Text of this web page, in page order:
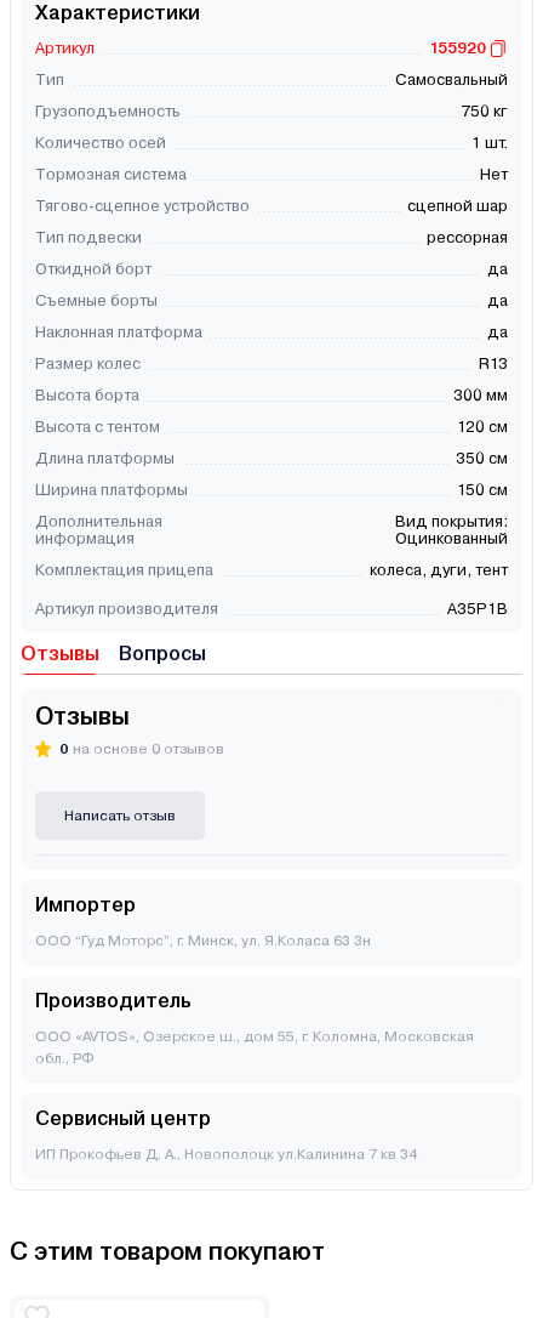
Характеристики
Артикул
155920
Тип
Самосвальный
Грузоподъемность
750 кг
Количество осей
1 шт.
Тормозная система
Нет
Тягово-сцепное устройство
сцепной шар
Тип подвески
рессорная
Откидной борт
да
Съемные борты
да
Наклонная платформа
да
Размер колес
R13
Высота борта
300 мм
Высота с тентом
120 см
Длина платформы
350 см
Ширина платформы
150 см
Дополнительная
информация
Вид покрытия:
Оцинкованный
Комплектация прицепа
колеса, дуги, тент
Артикул производителя A35P1B
Отзывы Вопросы
Отзывы
0 на основе 0 отзывов
Написать отзыв
Импортер
ООО “Гуд Моторс”, г. Минск, ул. Я.Коласа 63 3н
Производитель
ООО «AVTOS», Озерское ш., дом 55, г. Коломна, Московская
обл., РФ
Сервисный центр
ИП Прокофьев Д. А., Новополоцк ул.Калинина 7 кв 34
С этим товаром покупают